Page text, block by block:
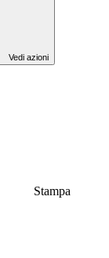
Vedi azioni
Stampa